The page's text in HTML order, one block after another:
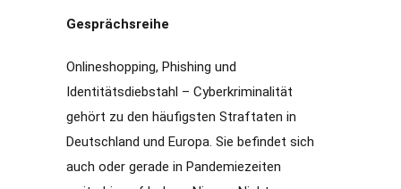
Gesprächsreihe
Onlineshopping, Phishing und
Identitätsdiebstahl – Cyberkriminalität
gehört zu den häufigsten Straftaten in
Deutschland und Europa. Sie befindet sich
auch oder gerade in Pandemiezeiten